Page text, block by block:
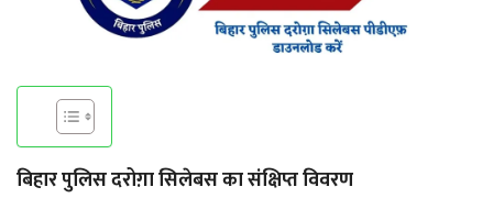
बिहार पुलिस दरोग़ा सिलेबस का संक्षिप्त विवरण